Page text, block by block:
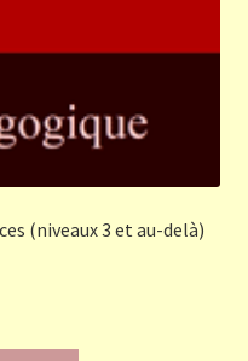
(niveaux 3 et au-delà)